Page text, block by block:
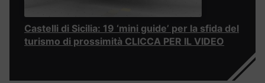
Castelli di Sicilia: 19 ‘mini guide’ per la sfida del
turismo di prossimità CLICCA PER IL VIDEO